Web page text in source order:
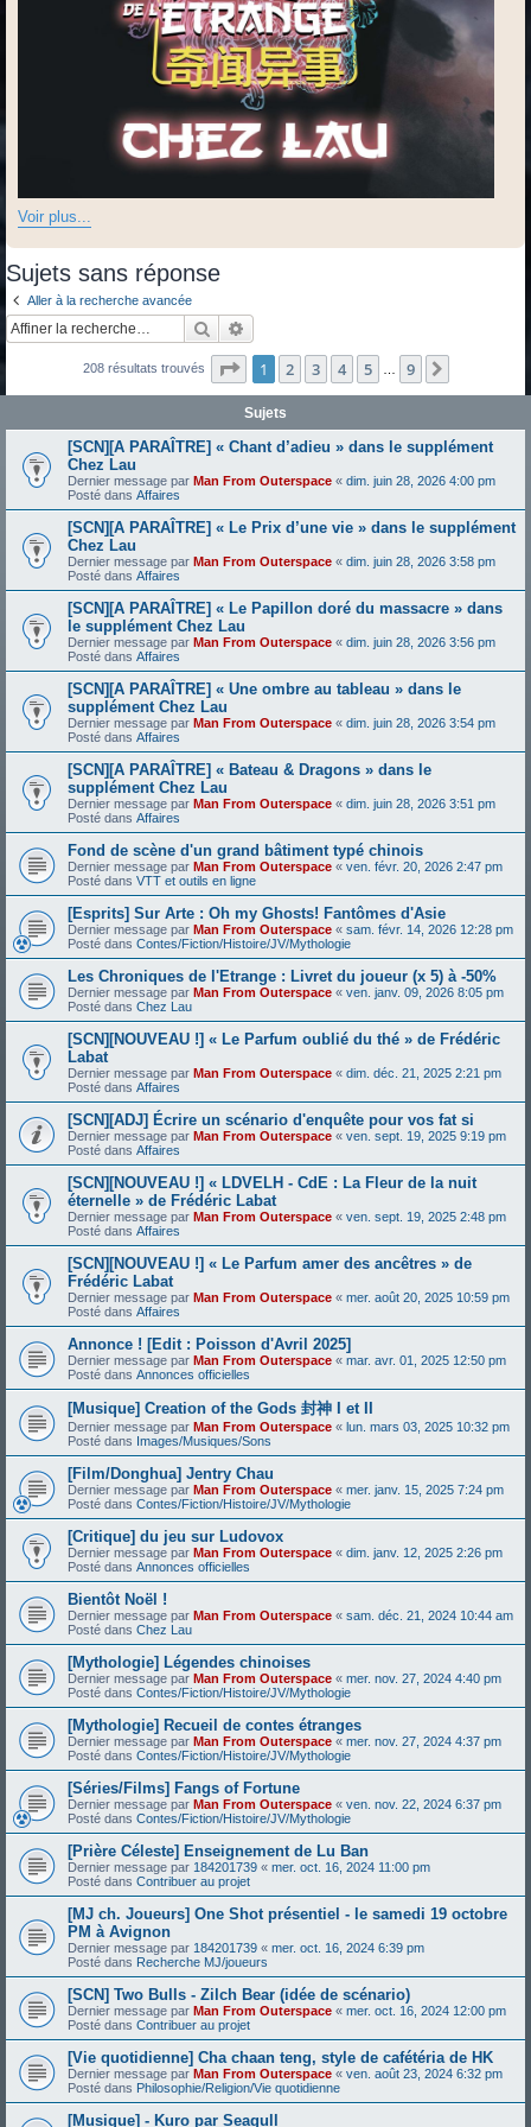
Voir plus...
Sujets sans réponse
Aller à la recherche avancée
Rechercher
208 résultats trouvés Page 1sur9
1 2 3 4 5 9
Sujets
[SCN][A PARAÎTRE] « Chant d’adieu » dans le supplément
Chez Lau
Dernier message par Man From Outerspace « dim. juin 28, 2026 4:00 pm
Posté dans Affaires
[SCN][A PARAÎTRE] « Le Prix d’une vie » dans le supplément
Chez Lau
Dernier message par Man From Outerspace « dim. juin 28, 2026 3:58 pm
Posté dans Affaires
[SCN][A PARAÎTRE] « Le Papillon doré du massacre » dans
le supplément Chez Lau
Dernier message par Man From Outerspace « dim. juin 28, 2026 3:56 pm
Posté dans Affaires
[SCN][A PARAÎTRE] « Une ombre au tableau » dans le
supplément Chez Lau
Dernier message par Man From Outerspace « dim. juin 28, 2026 3:54 pm
Posté dans Affaires
[SCN][A PARAÎTRE] « Bateau & Dragons » dans le
supplément Chez Lau
Dernier message par Man From Outerspace « dim. juin 28, 2026 3:51 pm
Posté dans Affaires
Fond de scène d'un grand bâtiment typé chinois
Dernier message par Man From Outerspace « ven. févr. 20, 2026 2:47 pm
Posté dans VTT et outils en ligne
[Esprits] Sur Arte : Oh my Ghosts! Fantômes d'Asie
Dernier message par Man From Outerspace « sam. févr. 14, 2026 12:28 pm
Posté dans Contes/Fiction/Histoire/JV/Mythologie
Les Chroniques de l'Etrange : Livret du joueur (x 5) à -50%
Dernier message par Man From Outerspace « ven. janv. 09, 2026 8:05 pm
Posté dans Chez Lau
[SCN][NOUVEAU !] « Le Parfum oublié du thé » de Frédéric
Labat
Dernier message par Man From Outerspace « dim. déc. 21, 2025 2:21 pm
Posté dans Affaires
[SCN][ADJ] Écrire un scénario d'enquête pour vos fat si
Dernier message par Man From Outerspace « ven. sept. 19, 2025 9:19 pm
Posté dans Affaires
[SCN][NOUVEAU !] « LDVELH - CdE : La Fleur de la nuit
éternelle » de Frédéric Labat
Dernier message par Man From Outerspace « ven. sept. 19, 2025 2:48 pm
Posté dans Affaires
[SCN][NOUVEAU !] « Le Parfum amer des ancêtres » de
Frédéric Labat
Dernier message par Man From Outerspace « mer. août 20, 2025 10:59 pm
Posté dans Affaires
Annonce ! [Edit : Poisson d'Avril 2025]
Dernier message par Man From Outerspace « mar. avr. 01, 2025 12:50 pm
Posté dans Annonces officielles
[Musique] Creation of the Gods 封神 I et II
Dernier message par Man From Outerspace « lun. mars 03, 2025 10:32 pm
Posté dans Images/Musiques/Sons
[Film/Donghua] Jentry Chau
Dernier message par Man From Outerspace « mer. janv. 15, 2025 7:24 pm
Posté dans Contes/Fiction/Histoire/JV/Mythologie
[Critique] du jeu sur Ludovox
Dernier message par Man From Outerspace « dim. janv. 12, 2025 2:26 pm
Posté dans Annonces officielles
Bientôt Noël !
Dernier message par Man From Outerspace « sam. déc. 21, 2024 10:44 am
Posté dans Chez Lau
[Mythologie] Légendes chinoises
Dernier message par Man From Outerspace « mer. nov. 27, 2024 4:40 pm
Posté dans Contes/Fiction/Histoire/JV/Mythologie
[Mythologie] Recueil de contes étranges
Dernier message par Man From Outerspace « mer. nov. 27, 2024 4:37 pm
Posté dans Contes/Fiction/Histoire/JV/Mythologie
[Séries/Films] Fangs of Fortune
Dernier message par Man From Outerspace « ven. nov. 22, 2024 6:37 pm
Posté dans Contes/Fiction/Histoire/JV/Mythologie
[Prière Céleste] Enseignement de Lu Ban
Dernier message par 184201739 « mer. oct. 16, 2024 11:00 pm
Posté dans Contribuer au projet
[MJ ch. Joueurs] One Shot présentiel - le samedi 19 octobre
PM à Avignon
Dernier message par 184201739 « mer. oct. 16, 2024 6:39 pm
Posté dans Recherche MJ/joueurs
[SCN] Two Bulls - Zilch Bear (idée de scénario)
Dernier message par Man From Outerspace « mer. oct. 16, 2024 12:00 pm
Posté dans Contribuer au projet
[Vie quotidienne] Cha chaan teng, style de cafétéria de HK
Dernier message par Man From Outerspace « ven. août 23, 2024 6:32 pm
Posté dans Philosophie/Religion/Vie quotidienne
[Musique] - Kuro par Seagull